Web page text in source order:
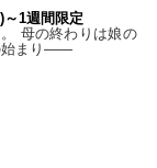
1週間限定
母の終わりは娘の
始まり――